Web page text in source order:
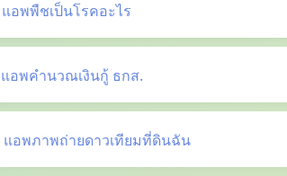
แอพพืชเป็นโรคอะไร
แอพคำนวณเงินกู้ ธกส.
แอพภาพถ่ายดาวเทียมที่ดินฉัน